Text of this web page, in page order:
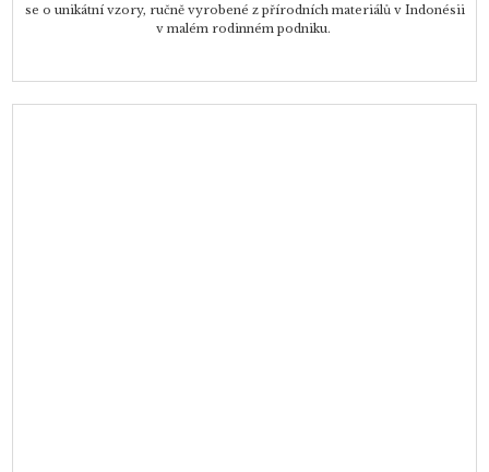
se o unikátní vzory, ručně vyrobené z přírodních materiálů v Indonésii
v malém rodinném podniku.